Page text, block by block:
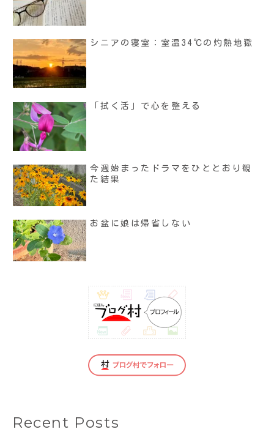
シニアの寝室：室温34℃の灼熱地獄
「拭く活」で心を整える
今週始まったドラマをひととおり観
た結果
お盆に娘は帰省しない
Recent Posts